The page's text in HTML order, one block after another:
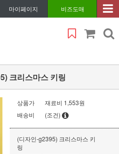
마이페이지 비즈도매
크리스마스 키링
상품가
재료비 1,553원
배송비
(조건)
(디자인-g2395) 크리스마스 키
링